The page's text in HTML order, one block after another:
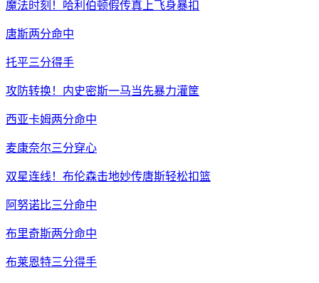
魔法时刻！哈利伯顿假传真上飞身暴扣
唐斯两分命中
托平三分得手
攻防转换！内史密斯一马当先暴力灌筐
西亚卡姆两分命中
麦康奈尔三分穿心
双星连线！布伦森击地妙传唐斯轻松扣篮
阿努诺比三分命中
布里奇斯两分命中
布莱恩特三分得手